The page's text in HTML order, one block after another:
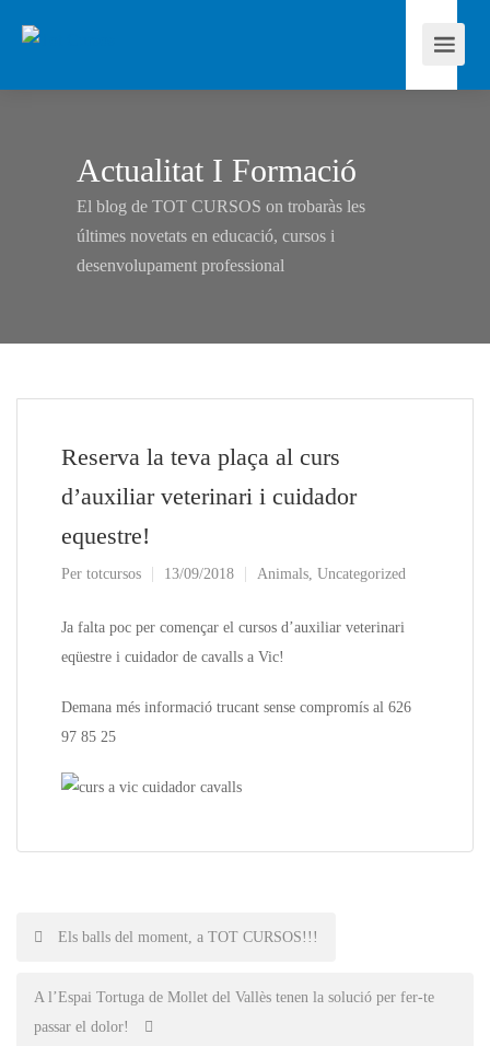
Actualitat I Formació
El blog de TOT CURSOS on trobaràs les
últimes novetats en educació, cursos i
desenvolupament professional
Reserva la teva plaça al curs
d’auxiliar veterinari i cuidador
equestre!
Per totcursos 13/09/2018 Animals, Uncategorized
Ja falta poc per començar el cursos d’auxiliar veterinari
eqüestre i cuidador de cavalls a Vic!
Demana més informació trucant sense compromís al 626
97 85 25
Post
navigation
Els balls del moment, a TOT CURSOS!!!
A l’Espai Tortuga de Mollet del Vallès tenen la solució per fer-te
passar el dolor!